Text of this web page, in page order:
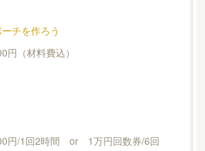
チを作ろう
（材料費込）
円/1回2時間 or 1万円回数券/6回